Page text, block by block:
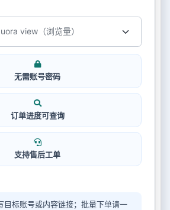
无需账号密码
订单进度可查询
支持售后工单
目标账号或内容链接；批量下单请一